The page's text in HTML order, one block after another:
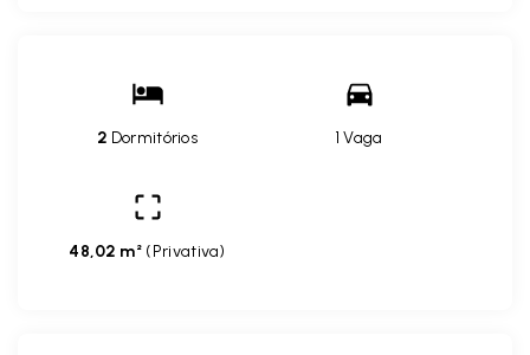
2 Dormitórios 1 Vaga
48,02 m² (Privativa)